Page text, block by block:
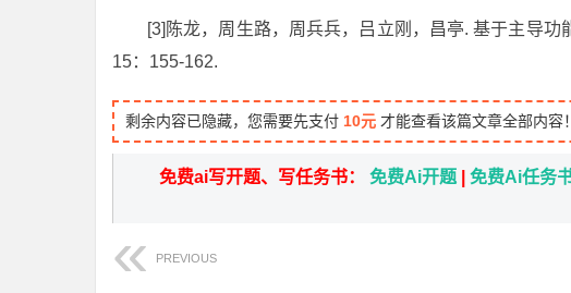
[3]陈龙，周生路，周兵兵，吕立刚，昌亭. 基于主导
15：155-162.
剩余内容已隐藏，您需要先支付 10元 才能查看该篇文章全部内容！
免费ai写开题、写任务书： 免费Ai开题 免费Ai任务
PREVIOUS